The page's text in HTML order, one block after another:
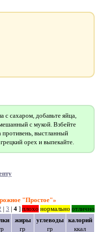
с сахаром, добавьте яйца,
с мукой. Взбейте
выстланный
орех и выпекайте.
"Простое"»
| 3 | 4] плохо нормально отлично
жиры
гр
углеводы
гр
калорий
ккал